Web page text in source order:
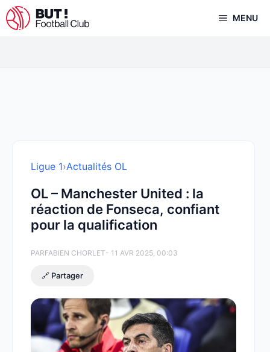
Aller
au
MENU
Ligue 1›Actualités OL
OL – Manchester United : la
réaction de Fonseca, confiant
pour la qualification
PARFABIEN CHORLET- 11 AVR 2025, 00:03
🔗 Partager